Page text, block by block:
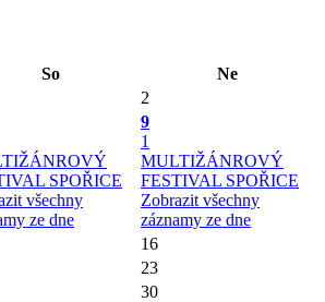
So
Ne
2
SPOŘICE
všechny
ze dne
9
1
MULTIŽÁNROVÝ
FESTIVAL SPOŘICE
Zobrazit všechny
záznamy ze dne
16
23
30